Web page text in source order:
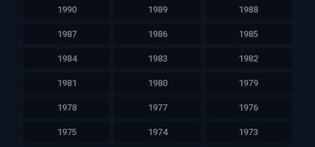
1990 1989 1988
1987 1986 1985
1984 1983 1982
1981 1980 1979
1978 1977 1976
1975 1974 1973